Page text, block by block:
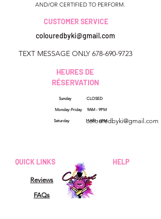
AND/OR CERTIFIED TO PERFORM.
CUSTOMER SERVICE
colouredbyki@gmail.com
TEXT MESSAGE ONLY 678-690-9723
HEURES DE
RÉSERVATION
HELP
Géorgie, États-Unis
colouredbyki@gmail.com
QUICK LINKS
Reviews
FAQs
Sunday CLOSED
Monday-Friday 9AM - 9PM
Saturday 11AM - 6PM